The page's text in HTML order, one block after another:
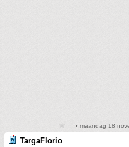
• maandag 18
TargaFlorio